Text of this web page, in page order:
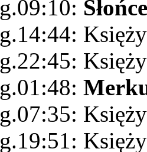
Słońce